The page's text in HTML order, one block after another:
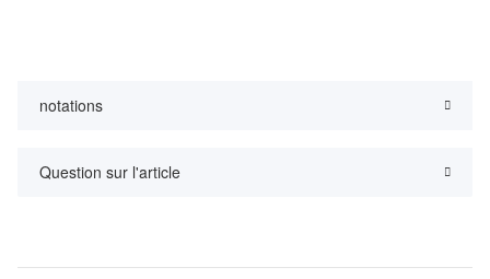
notations
Question sur l'article